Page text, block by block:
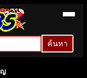
ค้นหา
ญ